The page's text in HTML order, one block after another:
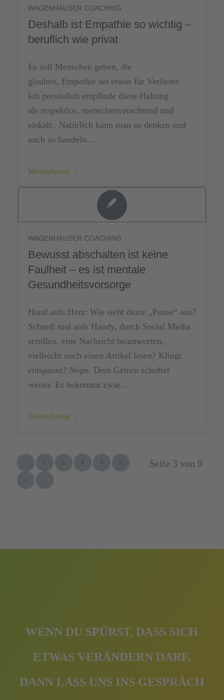
Deshalb ist Empathie so wichtig –
beruflich wie privat
WAGENHÄUSER COACHING
Es soll Menschen geben, die
glauben, Empathie sei etwas für Verlierer.
Ich persönlich empfinde diese Haltung
als respektlos, menschenverachtend und
eiskalt. Natürlich kann man so denken und
auch so handeln.…
Weiterlesen
Bewusst abschalten ist keine
Faulheit – es ist mentale
Gesundheitsvorsorge
WAGENHÄUSER COACHING
Hand aufs Herz: Wie sieht deine „Pause“ aus?
Schnell mal aufs Handy, durch Social Media
scrollen, eine Nachricht beantworten,
vielleicht noch einen Artikel lesen? Klingt
entspannt? Nope. Dein Gehirn schuftet
weiter. Es bekommt zwar…
Weiterlesen
Seite 3 von 9
3 4 5
WENN DU SPÜRST, DASS SICH
ETWAS VERÄNDERN DARF,
DANN LASS UNS INS GESPRÄCH